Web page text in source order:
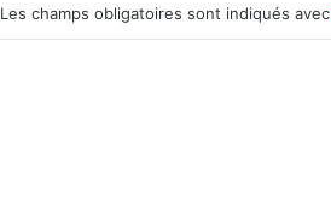
Les champs obligatoires sont indiqués avec